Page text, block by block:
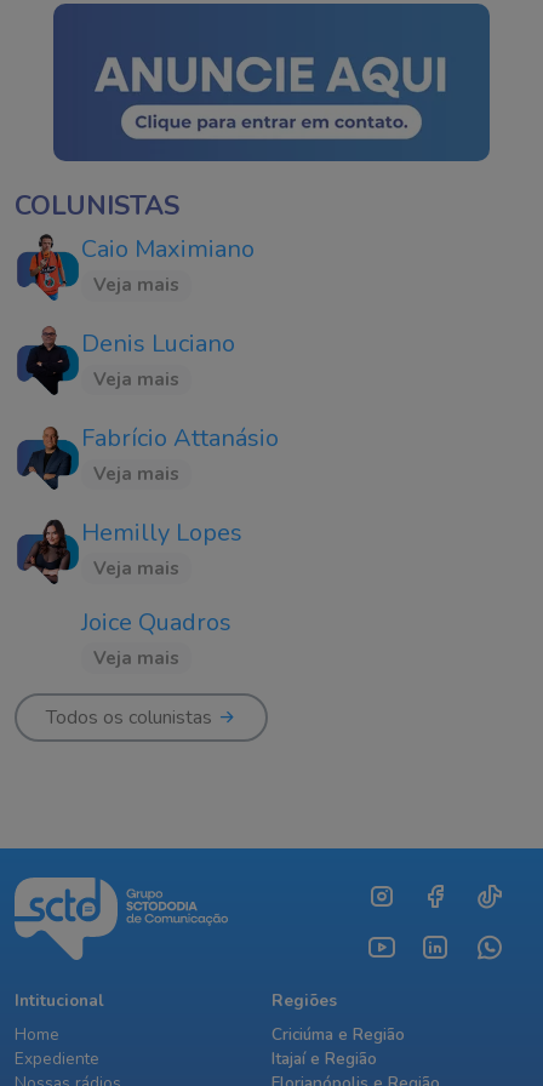
COLUNISTAS
Caio Maximiano
Veja mais
Denis Luciano
Veja mais
Fabrício Attanásio
Veja mais
Hemilly Lopes
Veja mais
Joice Quadros
Veja mais
Todos os colunistas
Intitucional
Home
Expediente
Regiões
Criciúma e Região
Itajaí e Região